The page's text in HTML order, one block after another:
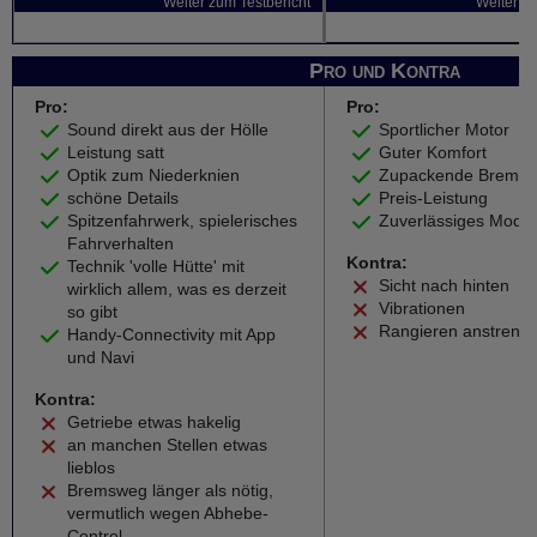
Pro und Kontra
Pro:
Sound direkt aus der Hölle
Leistung satt
Optik zum Niederknien
schöne Details
Spitzenfahrwerk, spielerisches
Fahrverhalten
Technik 'volle Hütte' mit
wirklich allem, was es derzeit
so gibt
Handy-Connectivity mit App
und Navi
Kontra:
Getriebe etwas hakelig
an manchen Stellen etwas
lieblos
Bremsweg länger als nötig,
vermutlich wegen Abhebe-
Pro:
Sportlicher Motor
Guter Komfort
Zupackende
Preis-Leistung
Zuverlässiges
Kontra:
Sicht nach hinten
Vibrationen
Rangieren